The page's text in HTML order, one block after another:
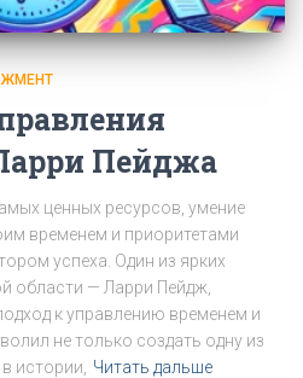
Пейджа
ценных ресурсов, умение
временем и приоритетами
успеха. Один из ярких
области — Ларри Пейдж,
к управлению временем и
не только создать одну из
истории,
Читать дальше